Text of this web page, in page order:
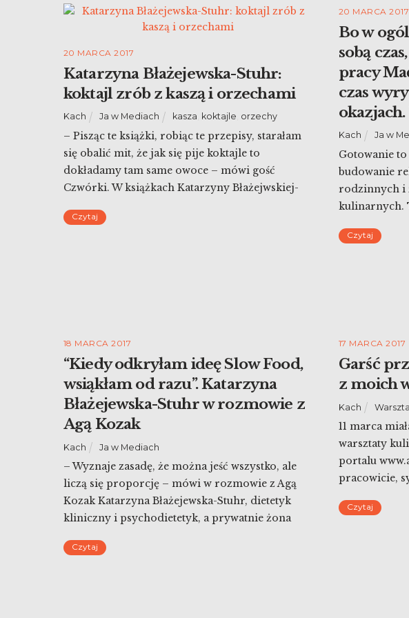
20 MARCA 2017
Katarzyna Błażejewska-Stuhr:
koktajl zrób z kaszą i orzechami
Kach Ja w Mediach kasza koktajle orzechy
– Pisząc te książki, robiąc te przepisy, starałam
się obalić mit, że jak się pije koktajle to
dokładamy tam same owoce – mówi gość
Czwórki. W książkach Katarzyny Błażejwskiej-
dziesiątki zup. Autorka, dietetyczka obala mit, że
Czytaj
20 MARCA 2017
Bo w
sobą
pracy
czas
Kach Ja w
Gotowanie
budowanie
rodzinnych i
kulinarnych.
filigranową
Czytaj
18 MARCA 2017
“Kiedy odkryłam ideę Slow Food,
wsiąkłam od razu”. Katarzyna
Błażejewska-Stuhr w rozmowie z
Agą Kozak
Kach Ja w Mediach
– Wyznaje zasadę, że można jeść wszystko, ale
liczą się proporcję – mówi w rozmowie z Agą
Kozak Katarzyna Błażejewska-Stuhr, dietetyk
kliniczny i psychodietetyk, a prywatnie żona
poradników kulinarnych opowiada w
Czytaj
17 MARCA 2017
Garść
z moich
Kach
11 marca
warsztaty
portalu
pracowicie,
Czytaj